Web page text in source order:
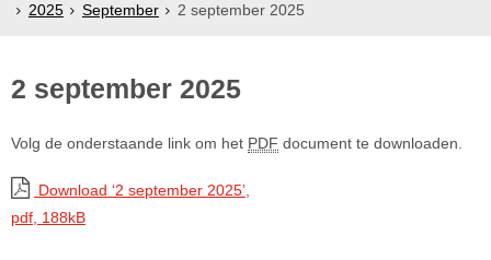
2025
September 2 september 2025
2 september 2025
Volg de onderstaande link om het PDF document te downloaden.
Download ‘2 september 2025’,
pdf, 188kB